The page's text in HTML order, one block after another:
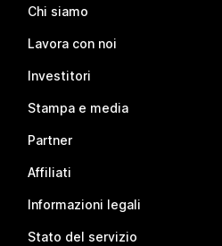
Chi siamo
Lavora con noi
Investitori
Stampa e media
Partner
Affiliati
Informazioni legali
Stato del servizio